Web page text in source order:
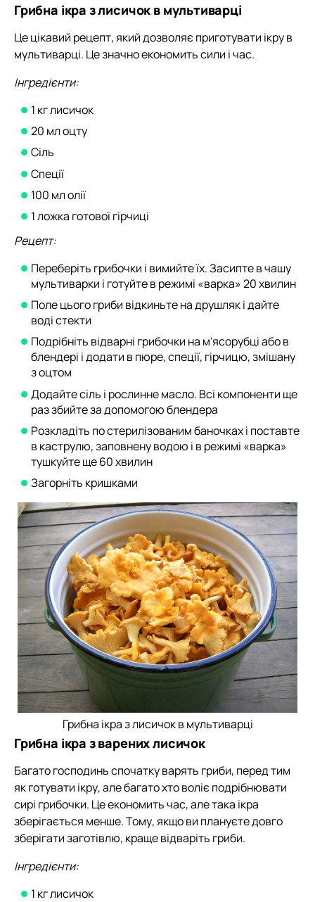
Грибна ікра з лисичок в мультиварці
Це цікавий рецепт, який дозволяє приготувати ікру в
мультиварці. Це значно економить сили і час.
Інгредієнти:
1 кг лисичок
20 мл оцту
Сіль
Спеції
100 мл олії
1 ложка готової гірчиці
Рецепт:
Переберіть грибочки і вимийте їх. Засипте в чашу
мультиварки і готуйте в режимі «варка» 20 хвилин
Поле цього гриби відкиньте на друшляк і дайте
воді стекти
Подрібніть відварні грибочки на м'ясорубці або в
блендері і додати в пюре, спеції, гірчицю, змішану
з оцтом
Додайте сіль і рослинне масло. Всі компоненти ще
раз збийте за допомогою блендера
Розкладіть по стерилізованим баночках і поставте
в каструлю, заповнену водою і в режимі «варка»
тушкуйте ще 60 хвилин
Загорніть кришками
Грибна ікра з лисичок в мультиварці
Грибна ікра з варених лисичок
Багато господинь спочатку варять гриби, перед тим
як готувати ікру, але багато хто воліє подрібнювати
сирі грибочки. Це економить час, але така ікра
зберігається менше. Тому, якщо ви плануєте довго
зберігати заготівлю, краще відваріть гриби.
Інгредієнти:
1 кг лисичок